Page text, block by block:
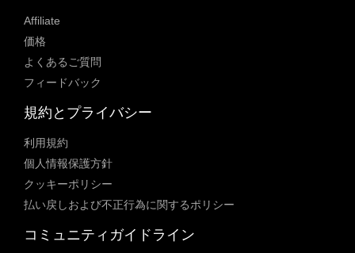
Affiliate
価格
よくあるご質問
フィードバック
規約とプライバシー
利用規約
個人情報保護方針
クッキーポリシー
払い戻しおよび不正行為に関するポリシー
コミュニティガイドライン